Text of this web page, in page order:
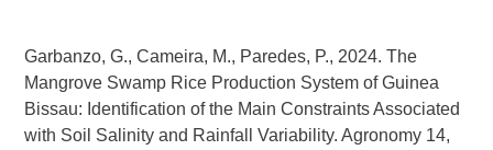
Garbanzo, G., Cameira, M., Paredes, P., 2024. The
Mangrove Swamp Rice Production System of Guinea
Bissau: Identification of the Main Constraints Associated
with Soil Salinity and Rainfall Variability. Agronomy 14,